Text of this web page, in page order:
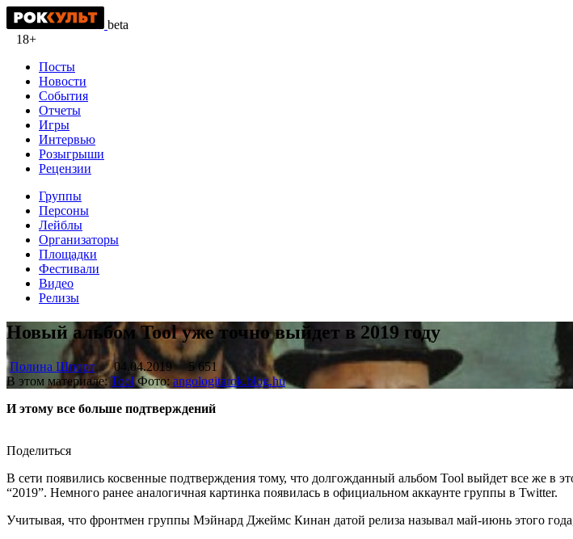
beta
18+
Посты
Новости
События
Отчеты
Игры
Интервью
Розыгрыши
Рецензии
Группы
Персоны
Лейблы
Организаторы
Площадки
Фестивали
Видео
Релизы
Новый альбом Tool уже точно выйдет в 2019 году
Полина Шпорт 04.04.2019
5 651
В этом материале:Tool Фото: angologitarok.blog.hu
И этому все больше подтверждений
Поделиться
В сети появились косвенные подтверждения тому, что долгожданный альбом Tool выйдет все же
“2019”. Немного ранее аналогичная картинка появилась в официальном аккаунте группы в Twitter.
Учитывая, что фронтмен группы Мэйнард Джеймс Кинан датой релиза называл май-июнь этого